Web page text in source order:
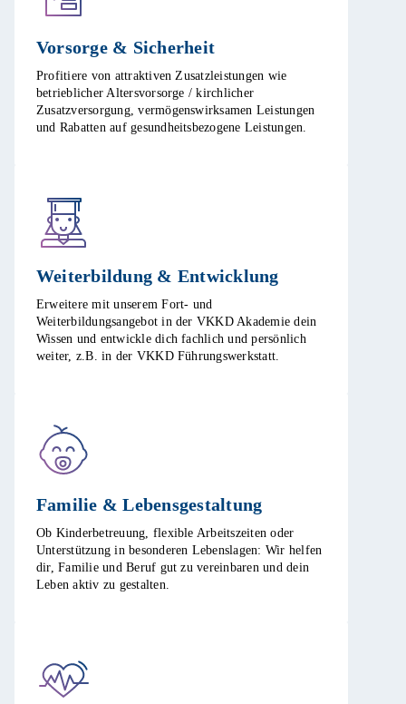
Vorsorge & Sicherheit​
Profitiere von attraktiven Zusatzleistungen wie
betrieblicher Altersvorsorge / kirchlicher
Zusatzversorgung, vermögenswirksamen Leistungen
und Rabatten auf gesundheitsbezogene Leistungen.​
Weiterbildung & Entwicklung​
Erweitere mit unserem Fort- und
Weiterbildungsangebot in der VKKD Akademie dein
Wissen und entwickle dich fachlich und persönlich
weiter, z.B. in der VKKD Führungswerkstatt. ​
Familie & Lebensgestaltung​
Ob Kinderbetreuung, flexible Arbeitszeiten oder
Unterstützung in besonderen Lebenslagen: Wir helfen
dir, Familie und Beruf gut zu vereinbaren und dein
Leben aktiv zu gestalten. ​